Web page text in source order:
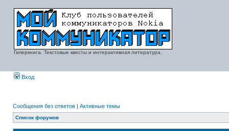
Гиперкнига. Текстовые квесты и интерактивная литература.
Вход
Сообщения без ответов | Активные темы
Список форумов